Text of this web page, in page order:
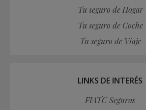
Tu seguro de Hogar
Tu seguro de Coche
Tu seguro de Viaje
LINKS DE INTERÉS
FIATC Seguros